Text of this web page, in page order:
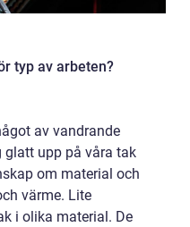
typ av arbeten?
av vandrande
glatt upp på våra tak
om material och
värme. Lite
i olika material. De